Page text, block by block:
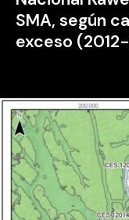
SMA, según
exceso